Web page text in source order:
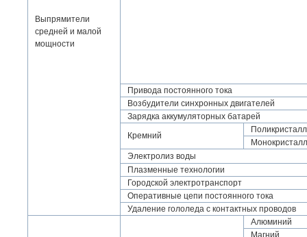
Выпрямители
средней и малой
мощности
Привода постоянного тока
Возбудители синхронных двигателей
Зарядка аккумуляторных батарей
Кремний
Электролиз воды
Плазменные технологии
Городской электротранспорт
Оперативные цепи постоянного тока
Удаление гололеда с контактных проводов
Алюминий
Магний